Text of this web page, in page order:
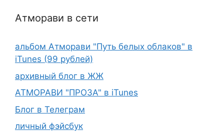
Атморави в сети
альбом Атморави "Путь белых облаков" в
iTunes (99 рублей)
архивный блог в ЖЖ
АТМОРАВИ "ПРОЗА" в iTunes
Блог в Телеграм
личный фэйсбук